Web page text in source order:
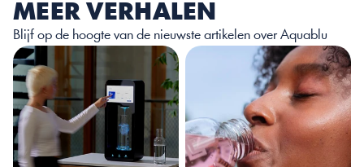
MEER VERHALEN
Blijf op de hoogte van de nieuwste artikelen over Aquablu